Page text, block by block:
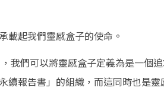
載起我們靈感盒子的使命。
我們可以將靈感盒子定義為是一個
報告書」的組織，而這同時也是靈